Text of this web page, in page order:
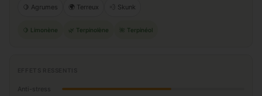
🍋 Agrumes 🌍 Terreux 💨 Skunk
🍋 Limonène 🌿 Terpinolène 🌺 Terpinéol
Anti-stress